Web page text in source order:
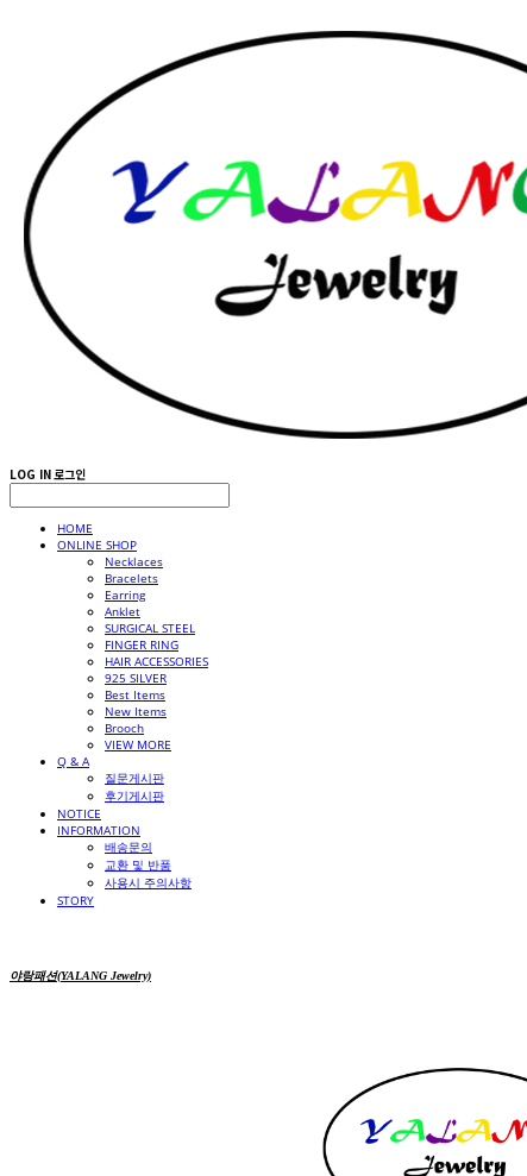
LOG IN로그인
HOME
ONLINE SHOP
Necklaces
Bracelets
Earring
Anklet
SURGICAL STEEL
FINGER RING
HAIR ACCESSORIES
925 SILVER
Best Items
New Items
Brooch
VIEW MORE
Q & A
질문게시판
후기게시판
NOTICE
INFORMATION
배송문의
교환 및 반품
사용시 주의사항
STORY
야랑패션(YALANG Jewelry)